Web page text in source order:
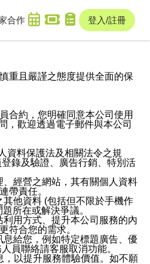
合作 登入/註冊
重且嚴謹之態度提供全面的保
合約，您明確同意本公司使用
，歡迎透過電子郵件與本公司
資料保護法及相關法令之規
錄及驗證、廣告行銷、特別活
經營之網站，其有關個人資料
帶責任。
他資料 (包括但不限於手機作
所在或解決爭議。
用方式、提升本公司服務的內
符合您的需求。
給您，例如特定標題廣告、優
員聯絡請客服取消功能。
以提升服務體驗價值。如不願